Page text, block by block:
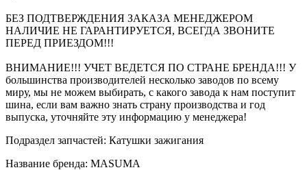
БЕЗ ПОДТВЕРЖДЕНИЯ ЗАКАЗА МЕНЕДЖЕРОМ
НАЛИЧИЕ НЕ ГАРАНТИРУЕТСЯ, ВСЕГДА ЗВОНИТЕ
ПЕРЕД ПРИЕЗДОМ!!!
ВНИМАНИЕ!!! УЧЕТ ВЕДЕТСЯ ПО СТРАНЕ БРЕНДА!!! У
большинства производителей несколько заводов по всему
миру, мы не можем выбирать, с какого завода к нам поступит
шина, если вам важно знать страну производства и год
выпуска, уточняйте эту информацию у менеджера!
Подраздел запчастей: Катушки зажигания
Название бренда: MASUMA